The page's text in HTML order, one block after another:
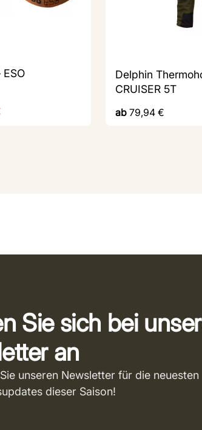
Delphin
CRUISER 5T
ab 79,94 €
Sie sich bei
an
unseren Newsletter für die neuesten
dieser Saison!